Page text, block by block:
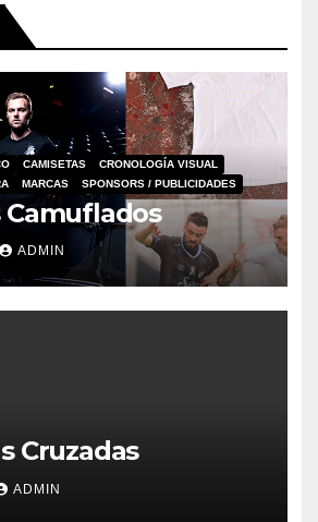
CAMISETAS
CRONOLOGÍA VISUAL
MARCAS SPONSORS / PUBLICIDADES
Camuflados
ADMIN
Cruzadas
ADMIN